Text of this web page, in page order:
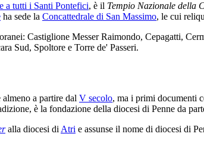
a tutti i Santi Pontefici, è il Tempio Nazionale della
ha sede la Concattedrale di San Massimo, le cui
Castiglione Messer Raimondo, Cepagatti,
Sud, Spoltore e Torre de' Passeri.
a partire dal V secolo, ma i primi documenti
è la fondazione della diocesi di Penne da
alla diocesi di Atri e assunse il nome di diocesi di